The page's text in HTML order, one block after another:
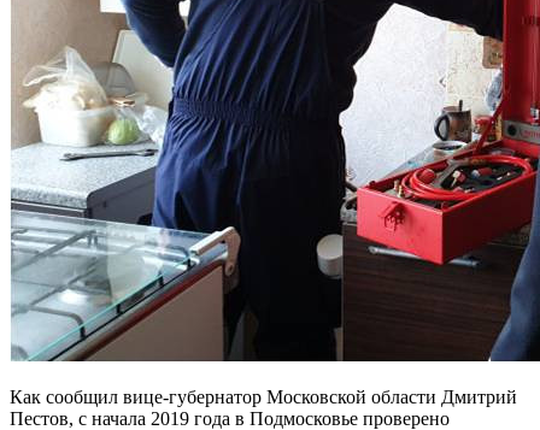
Как сообщил вице-губернатор Московской области Дмитрий
Пестов, с начала 2019 года в Подмосковье проверено